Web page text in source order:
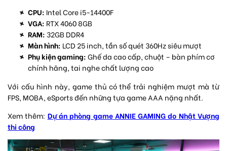
CPU: Intel Core i5-14400F
VGA: RTX 4060 8GB
RAM: 32GB DDR4
Màn hình: LCD 25 inch, tần số quét 360Hz siêu mượt
Phụ kiện gaming:Ghế da cao cấp, chuột – bàn phím cơ
chính hãng, tai nghe chất lượng cao
Với cấu hình này, game thủ có thể trải nghiệm mượt mà từ
FPS, MOBA, eSports đến những tựa game AAA nặng nhất.
Xem thêm: Dự án phòng game ANNIE GAMING do Nhật Vượng
thi công